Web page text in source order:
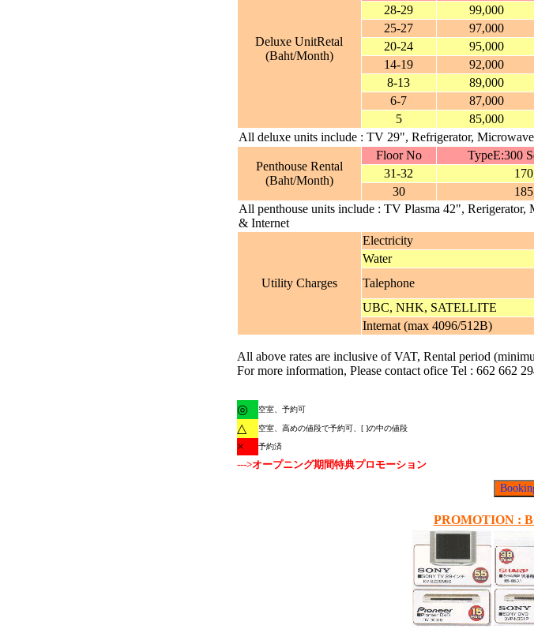
Deluxe UnitRetal
(Baht/Month)
28-29
99,000
25-27
97,000
20-24
95,000
14-19
92,000
8-13
89,000
6-7
87,000
5
85,000
All deluxe units include : TV 29", Refrigerator,
Penthouse Rental
(Baht/Month)
Floor No TypeE:300
31-32
30
All penthouse units include : TV Plasma 42",
& Internet
Utility Charges
Electricity
Water
Talephone
UBC, NHK, SATELLITE
Internat (max 4096/512B)
All above rates are inclusive of VAT, Rental period
For more information, Please contact ofice Tel : 662 662
◎ 空室、予約可
△ 空室、高めの値段で予約可、[ ]の中の値段
× 予約済
--->オープニング期間特典プロモーション
PROMOTION :